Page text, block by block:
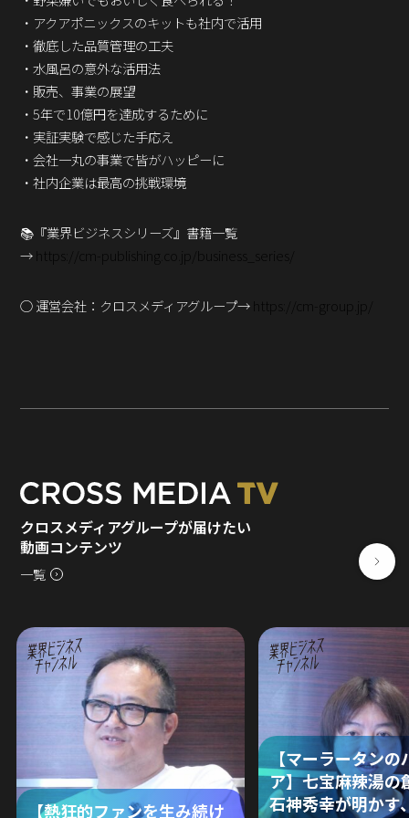
Podcast番組
「東京広報大学」
クロスメディアンとは？
広報誌
「クロスメディアン」アーカイブ
・アクアポニックスのキットも社内で活用
・徹底した品質管理の工夫
・水風呂の意外な活用法
・販売、事業の展望
・5年で10億円を達成するために
・実証実験で感じた手応え
・会社一丸の事業で皆がハッピーに
・社内企業は最高の挑戦環境
📚『業界ビジネスシリーズ』書籍一覧
→ https://cm-publishing.co.jp/business_series/
○ 運営会社：クロスメディアグループ→ https://cm-group.jp/
クロスメディアグループが届けたい
動画コンテンツ
一覧
【熱狂的ファンを生み続け
【マーラータン
ア】七宝麻辣湯の
石神秀幸が明かす